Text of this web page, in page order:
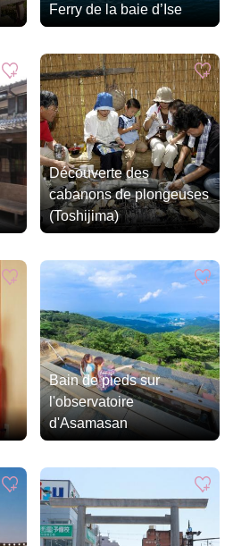
Ferry de la baie d’Ise
Découverte des
cabanons de plongeuses
(Toshijima)
Bain de pieds sur
l'observatoire
d'Asamasan